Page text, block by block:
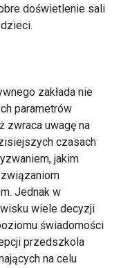
doświetlenie sali
zakłada nie
parametrów
zwraca uwagę na
czasach
jakim
Jednak w
wiele decyzji
świadomości
przedszkola
na celu